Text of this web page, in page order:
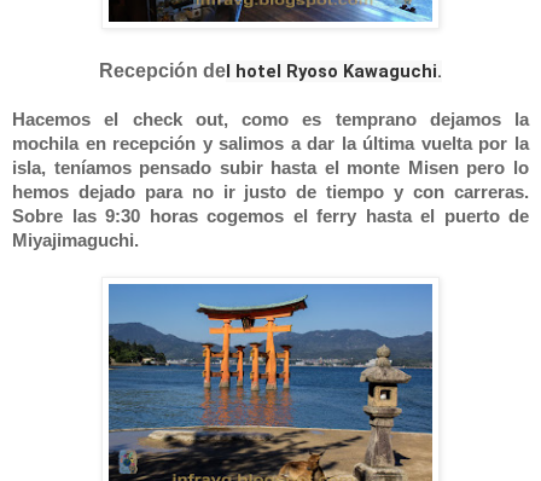
Recepción del hotel Ryoso Kawaguchi.
Hacemos el check out, como es temprano dejamos la
mochila en recepción y salimos a dar la última vuelta por la
isla, teníamos pensado subir hasta el monte Misen pero lo
hemos dejado para no ir justo de tiempo y con carreras.
Sobre las 9:30 horas cogemos el ferry hasta el puerto de
Miyajimaguchi.